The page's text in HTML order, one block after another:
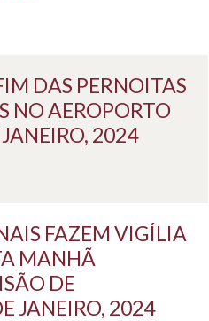
DAS PERNOITAS
NO AEROPORTO
2024
FAZEM VIGÍLIA
MANHÃ
DE
JANEIRO, 2024